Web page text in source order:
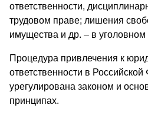
ответственности,
трудовом праве; лишения
имущества и др. – в уголовном
Процедура привлечения к
ответственности в
урегулирована законом и
принципах.